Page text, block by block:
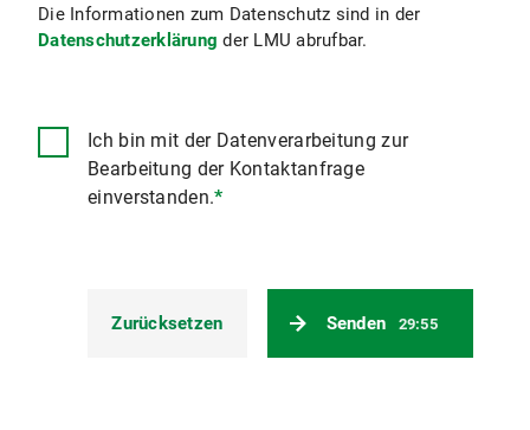
Die Informationen zum Datenschutz sind in der
Datenschutzerklärung der LMU abrufbar.
Ich bin mit der Datenverarbeitung zur
Bearbeitung der Kontaktanfrage
einverstanden.*
Senden 29:54
Zurücksetzen